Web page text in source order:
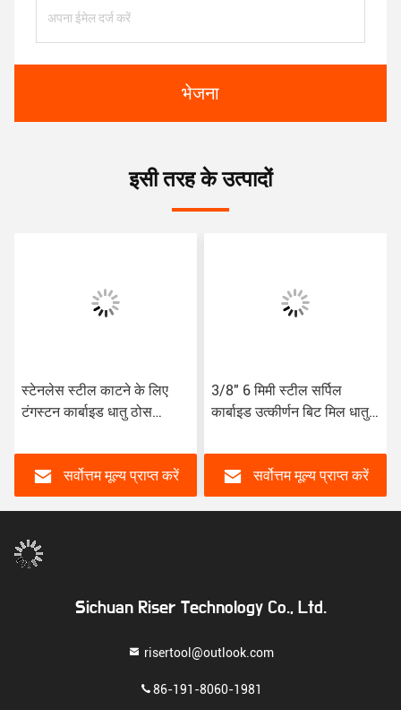
भेजना
इसी तरह के उत्पादों
स्टेनलेस स्टील काटने के लिए
टंगस्टन कार्बाइड धातु ठोस
सर्वोत्तम मूल्य प्राप्त करें
3/8" 6 मिमी स्टील सर्पिल
कार्बाइड उत्कीर्णन बिट मिल धातु
के साथ
सर्वोत्तम मूल्य प्राप्त करें
Sichuan Riser Technology Co., Ltd.
risertool@outlook.com
86-191-8060-1981